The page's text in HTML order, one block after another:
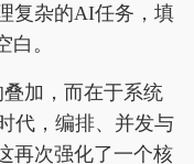
复杂的AI任务，填
。
加，而在于系统
代，编排、并发与
再次强化了一个核